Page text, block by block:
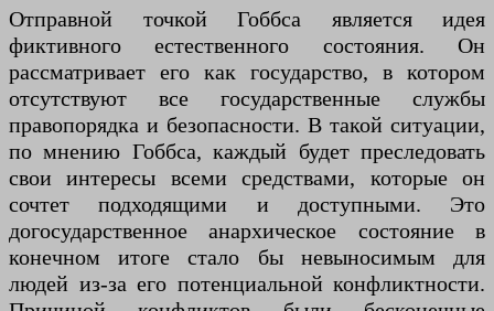
Отправной точкой Гоббса является идея
фиктивного естественного состояния. Он
рассматривает его как государство, в котором
отсутствуют все государственные службы
правопорядка и безопасности. В такой ситуации,
по мнению Гоббса, каждый будет преследовать
свои интересы всеми средствами, которые он
сочтет подходящими и доступными. Это
догосударственное анархическое состояние в
конечном итоге стало бы невыносимым для
людей из-за его потенциальной конфликтности.